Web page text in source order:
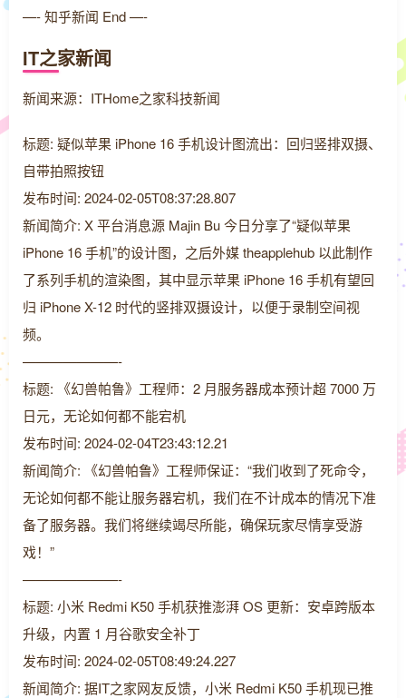
—- 知乎新闻 End —-
IT之家新闻
新闻来源：ITHome之家科技新闻
标题: 疑似苹果 iPhone 16 手机设计图流出：回归竖排双摄、
自带拍照按钮
发布时间: 2024-02-05T08:37:28.807
新闻简介: X 平台消息源 Majin Bu 今日分享了“疑似苹果
iPhone 16 手机”的设计图，之后外媒 theapplehub 以此制作
了系列手机的渲染图，其中显示苹果 iPhone 16 手机有望回
归 iPhone X-12 时代的竖排双摄设计，以便于录制空间视
频。
———————-
标题: 《幻兽帕鲁》工程师：2 月服务器成本预计超 7000 万
日元，无论如何都不能宕机
发布时间: 2024-02-04T23:43:12.21
新闻简介: 《幻兽帕鲁》工程师保证：“我们收到了死命令，
无论如何都不能让服务器宕机，我们在不计成本的情况下准
备了服务器。我们将继续竭尽所能，确保玩家尽情享受游
戏！”
———————-
标题: 小米 Redmi K50 手机获推澎湃 OS 更新：安卓跨版本
升级，内置 1 月谷歌安全补丁
发布时间: 2024-02-05T08:49:24.227
新闻简介: 据IT之家网友反馈，小米 Redmi K50 手机现已推